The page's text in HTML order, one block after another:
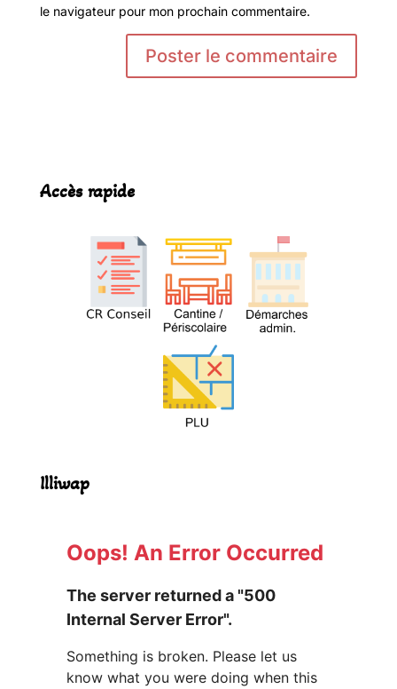
le navigateur pour mon prochain commentaire.
Accès rapide
Illiwap